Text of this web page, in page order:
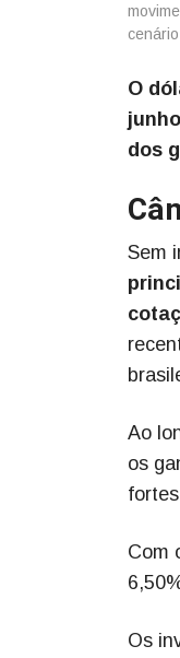
O
dos
Sem
Ao
os
Com
Os